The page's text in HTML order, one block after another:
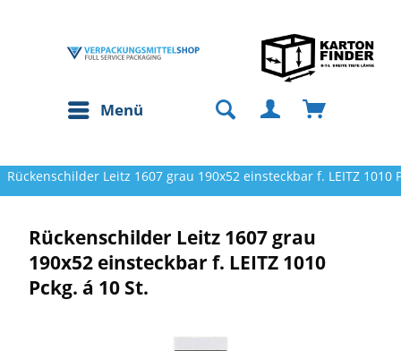
Menü
Rückenschilder Leitz 1607 grau 190x52 einsteckbar f. LEITZ 1010
Rückenschilder Leitz 1607 grau
190x52 einsteckbar f. LEITZ 1010
Pckg. á 10 St.